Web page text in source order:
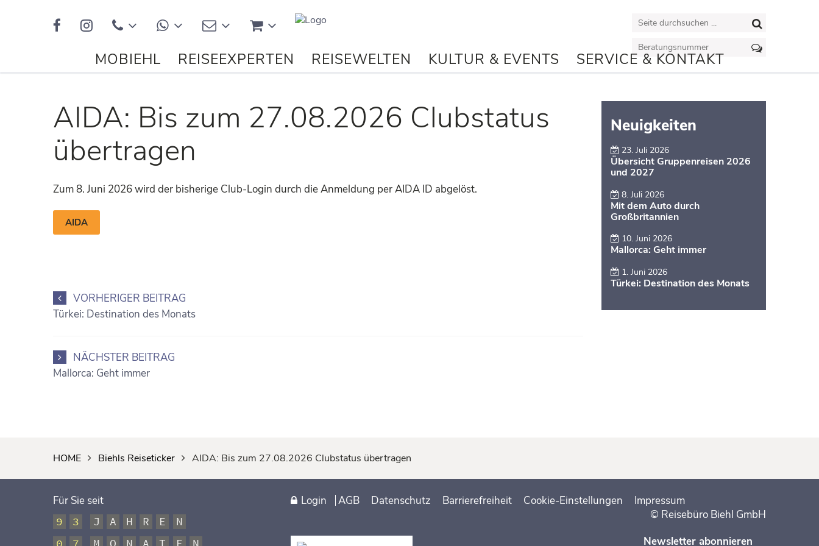
Kontakt
Ihr
persönliches
Netz.
Reisetipps
Konzertkarten
MOBIEHL REISEEXPERTEN REISEWELTEN KULTUR & EVENTS SERVICE & KONTAKT
AIDA: Bis zum 27.08.2026 Clubstatus
übertragen
Zum 8. Juni 2026 wird der bisherige Club-Login durch die Anmeldung per AIDA ID abgelöst.
AIDA
VORHERIGER BEITRAG
Türkei: Destination des Monats
NÄCHSTER BEITRAG
Mallorca: Geht immer
Neuigkeiten
23. Juli 2026
Übersicht Gruppenreisen 2026
und 2027
8. Juli 2026
Mit dem Auto durch
Großbritannien
10. Juni 2026
Mallorca: Geht immer
1. Juni 2026
Türkei: Destination des Monats
HOME Biehls Reiseticker AIDA: Bis zum 27.08.2026 Clubstatus übertragen
Für Sie seit
9
3 J A H R E
N
Login AGB Datenschutz Barrierefreiheit Cookie-Einstellungen
Impressum
© Reisebüro Biehl GmbH
Newsletter abonnieren